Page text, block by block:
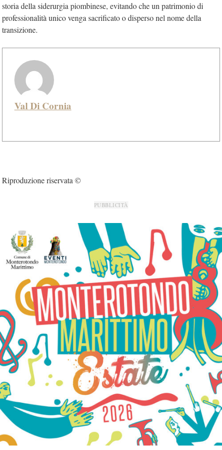
storia della siderurgia piombinese, evitando che un patrimonio di
professionalità unico venga sacrificato o disperso nel nome della
transizione.
Val Di Cornia
Riproduzione riservata ©
PUBBLICITÀ